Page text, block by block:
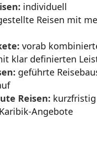
individuell
Reisen mit
vorab
klar definierten
geführte
Reisen: kurzfristig
Angebote